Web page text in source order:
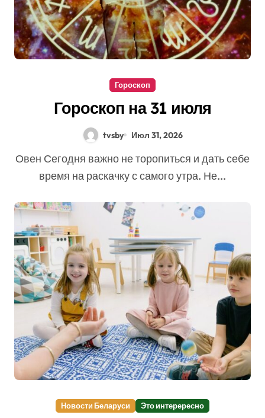
Гороскоп
Гороскоп на 31 июля
tvsby Июл 31, 2026
Овен Сегодня важно не торопиться и дать себе
время на раскачку с самого утра. Не...
Новости Беларуси Это интерересно